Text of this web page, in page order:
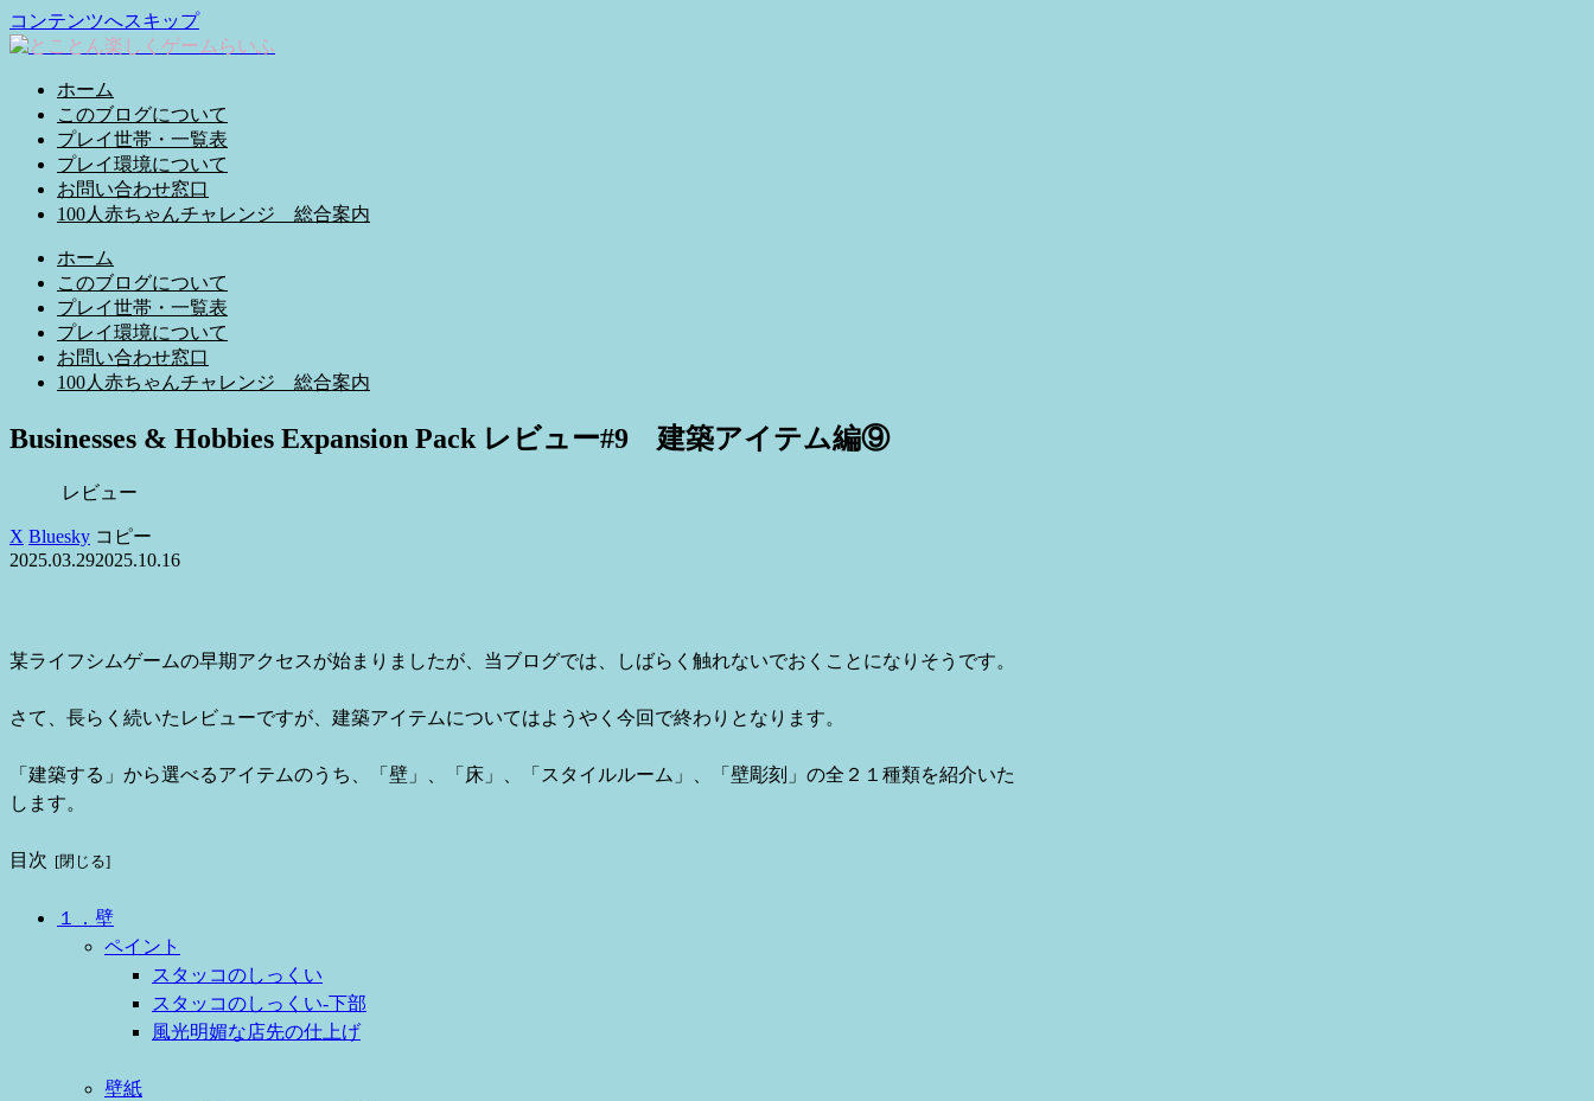
コンテンツへスキップ
ホーム
このブログについて
プレイ世帯・一覧表
プレイ環境について
お問い合わせ窓口
100人赤ちゃんチャレンジ 総合案内
ホーム
このブログについて
プレイ世帯・一覧表
プレイ環境について
お問い合わせ窓口
100人赤ちゃんチャレンジ 総合案内
Businesses & Hobbies Expansion Pack レビュー#9 建築アイテム編⑨
レビュー
X Bluesky コピー
2025.03.292025.10.16
某ライフシムゲームの早期アクセスが始まりましたが、当ブログでは、しばらく触れないでおくことになりそうです。
さて、長らく続いたレビューですが、建築アイテムについてはようやく今回で終わりとなります。
「建築する」から選べるアイテムのうち、「壁」、「床」、「スタイルルーム」、「壁彫刻」の全２１種類を紹介いた
します。
目次
１．壁
ペイント
スタッコのしっくい
スタッコのしっくい-下部
風光明媚な店先の仕上げ
壁紙